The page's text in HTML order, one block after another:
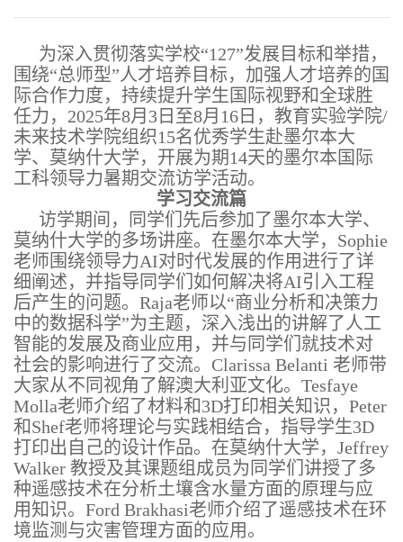
为深入贯彻落实学校“127”发展目标和举措，
围绕“总师型”人才培养目标，加强人才培养的国
际合作力度，持续提升学生国际视野和全球胜
任力，2025年8月3日至8月16日，教育实验学院/
未来技术学院组织15名优秀学生赴墨尔本大
学、莫纳什大学，开展为期14天的墨尔本国际
工科领导力暑期交流访学活动。
学习交流篇
访学期间，同学们先后参加了墨尔本大学、
莫纳什大学的多场讲座。在墨尔本大学，Sophie
老师围绕领导力AI对时代发展的作用进行了详
细阐述，并指导同学们如何解决将AI引入工程
后产生的问题。Raja老师以“商业分析和决策力
中的数据科学”为主题，深入浅出的讲解了人工
智能的发展及商业应用，并与同学们就技术对
社会的影响进行了交流。Clarissa Belanti 老师带
大家从不同视角了解澳大利亚文化。Tesfaye
Molla老师介绍了材料和3D打印相关知识，Peter
和Shef老师将理论与实践相结合，指导学生3D
打印出自己的设计作品。在莫纳什大学，Jeffrey
Walker 教授及其课题组成员为同学们讲授了多
种遥感技术在分析土壤含水量方面的原理与应
用知识。Ford Brakhasi老师介绍了遥感技术在环
境监测与灾害管理方面的应用。